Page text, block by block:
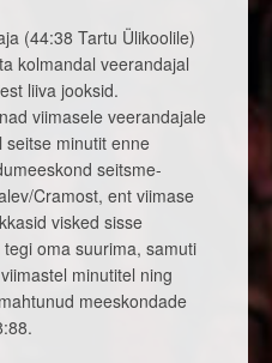
(44:38 Tartu Ülikoolile)
kolmandal veerandajal
liiva jooksid.
viimasele veerandajale
seitse minutit enne
seitsme-
Cramost, ent viimase
visked sisse
oma suurima, samuti
minutitel ning
meeskondade